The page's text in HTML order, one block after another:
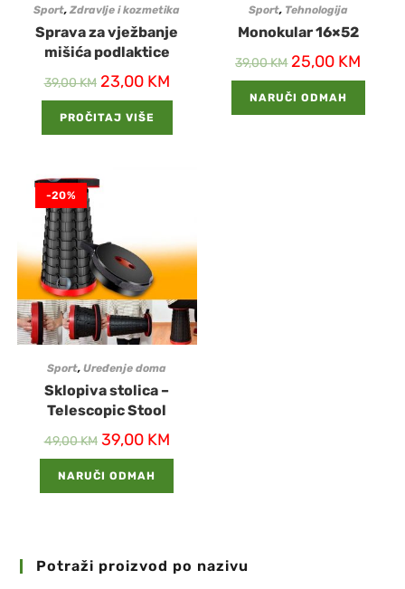
Sport,Zdravlje i kozmetika
Sprava za vježbanje
mišića podlaktice
39,00KM 23,00 KM
PROČITAJ VIŠE
Sport, Tehnologija
Monokular 16×52
39,00KM 25,00 KM
NARUČI ODMAH
-20%
Sport,Uređenje doma
Sklopiva stolica –
Telescopic Stool
49,00KM 39,00 KM
NARUČI ODMAH
Potraži proizvod po nazivu